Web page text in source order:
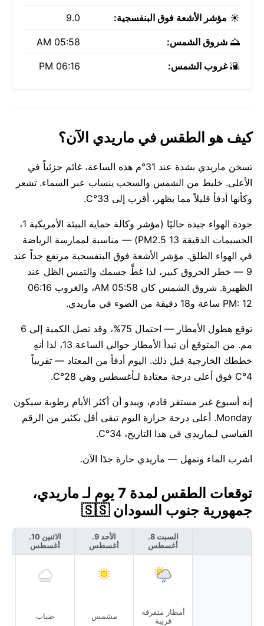
☀️ مؤشر الأشعة فوق البنفسجية: 9.0
🌅 شروق الشمس: 05:58 AM
🌇غروب الشمس: 06:16 PM
كيف هو الطقس في ماريدي الآن؟
تسخن ماريدي بشدة عند 31°م هذه الساعة، غائم جزئياً في
الأعلى. خليط من الشمس والسحب ينساب عبر السماء. تشعر
وكأنها أدفأ قليلاً مما يظهر، أقرب إلى 33°C.
جودة الهواء جيدة حاليًا (مؤشر وكالة حماية البيئة الأمريكية 1،
الجسيمات الدقيقة PM2.5 13) — مناسبة لممارسة الرياضة
في الهواء الطلق. مؤشر الأشعة فوق البنفسجية مرتفع جداً عند
9 — خطر الحروق كبير، لذا غطِّ جسمك والتمس الظل عند
الظهيرة. شروق الشمس كان 05:58 AM، والغروب 06:16
PM: 12 ساعة و18 دقيقة من الضوء في ماريدي.
توقع هطول الأمطار — احتمال 75%، وقد تصل الكمية إلى 6
مم. من المتوقع أن تبدأ الأمطار حوالي الساعة 13، لذا أنهِ
خططك الخارجية قبل ذلك. اليوم أدفأ من المعتاد — تقريباً
4°C فوق أعلى درجة معتادة لـأغسطس وهي 28°C.
إنه أسبوع غير مستقر قادم، ويبدو أن أكثر الأيام رطوبة سيكون
Monday. أعلى درجة حرارة اليوم تبقى أقل بكثير من الرقم
القياسي لـماريدي في هذا التاريخ، 34°C.
اشرب الماء وتمهل — ماريدي حارة جدًا الآن.
توقعات الطقس لمدة 7 يوم لـ ماريدي،
جمهورية جنوب السودان 🇸🇸
السبت 8.
أغسطس
أمطار متفرقة
قريبة
الأحد 9.
أغسطس
مشمس
الاثنين 10.
أغسطس
ضباب